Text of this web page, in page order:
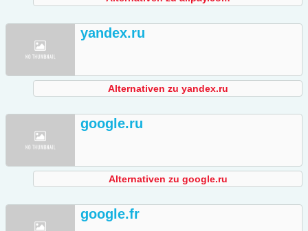
yandex.ru
Alternativen zu yandex.ru
google.ru
Alternativen zu google.ru
google.fr